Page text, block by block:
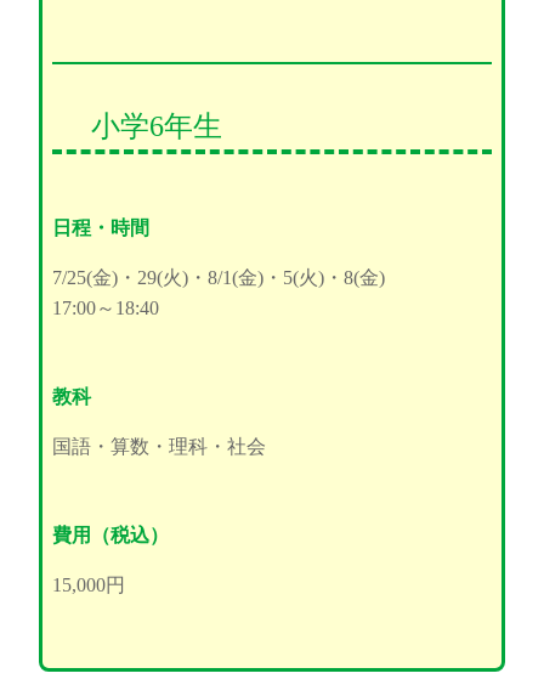
小学6年生
日程・時間
7/25(金)・29(火)・8/1(金)・5(火)・8(金)
17:00～18:40
教科
国語・算数・理科・社会
費用（税込）
15,000円